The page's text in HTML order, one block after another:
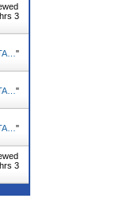
3
"
"
"
3